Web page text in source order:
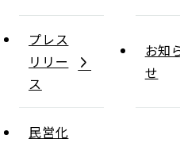
プレス
リリー
ス
お知
せ
民営化